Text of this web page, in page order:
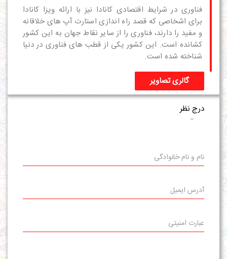
فناوری در شرایط اقتصادی کانادا نیز با ارائه ویزا کانادا
برای اشخاصی که قصد راه اندازی استارت آپ های خلاقانه
و مفید را دارند، فناوری را از سایر نقاط جهان به این کشور
کشانده است. این کشور یکی از قطب های فناوری در دنیا
شناخته شده است.
گالری تصاویر
درج نظر